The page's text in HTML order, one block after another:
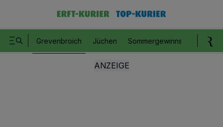
Grevenbroich Jüchen Sommergewinnspiel